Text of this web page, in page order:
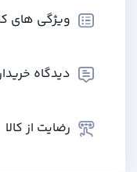
ویژگی های
دیدگاه
رضایت از کالا